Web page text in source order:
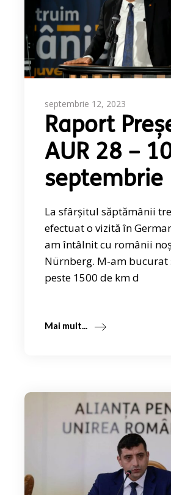
septembrie 12, 2023
Raport
AUR 28 –
septembrie
La sfârșitul săptămânii
efectuat o vizită în
am întâlnit cu românii
Nürnberg. M-am bucurat
peste 1500 de km d
Mai mult...